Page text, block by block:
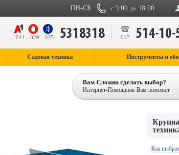
с 9:00 до 18:00
ПН-СБ
044 029 025 5318318 017 514-10-
Садовая техника Инструменты и
Вам Сложно сделать выбор?
Интернет-Помощник Вам поможет
Как